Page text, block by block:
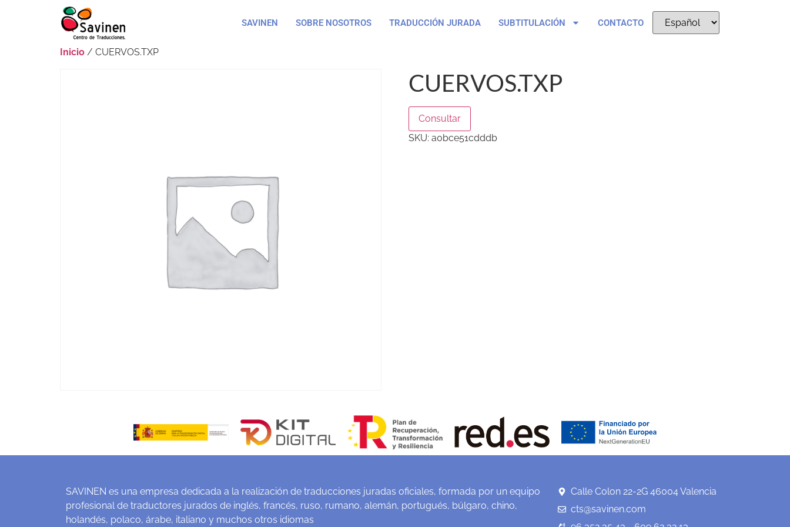
SAVINEN SOBRE NOSOTROS TRADUCCIÓN JURADA SUBTITULACIÓN CONTACTO
Inicio / CUERVOS.TXP
CUERVOS.TXP
Consultar
SKU: a0bce51cdddb
SAVINEN es una empresa dedicada a la realización de traducciones juradas oficiales, formada por un equipo
profesional de traductores jurados de inglés, francés, ruso, rumano, alemán, portugués, búlgaro, chino,
holandés, polaco, árabe, italiano y muchos otros idiomas
Calle Colon 22-2G 46004 Valencia
cts@savinen.com